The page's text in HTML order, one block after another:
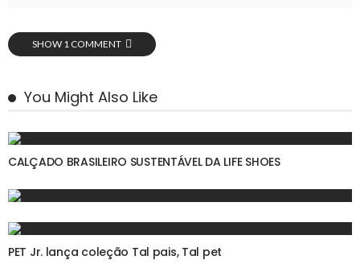
SHOW 1 COMMENT
You Might Also Like
CALÇADO BRASILEIRO SUSTENTÁVEL DA LIFE SHOES
PET Jr. lança coleção Tal pais, Tal pet